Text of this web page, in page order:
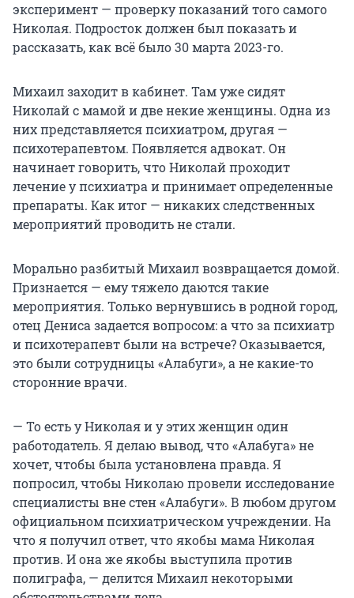
эксперимент — проверку показаний того самого
Николая. Подросток должен был показать и
рассказать, как всё было 30 марта 2023-го.
Михаил заходит в кабинет. Там уже сидят
Николай с мамой и две некие женщины. Одна из
них представляется психиатром, другая —
психотерапевтом. Появляется адвокат. Он
начинает говорить, что Николай проходит
лечение у психиатра и принимает определенные
препараты. Как итог — никаких следственных
мероприятий проводить не стали.
Морально разбитый Михаил возвращается домой.
Признается — ему тяжело даются такие
мероприятия. Только вернувшись в родной город,
отец Дениса задается вопросом: а что за психиатр
и психотерапевт были на встрече? Оказывается,
это были сотрудницы «Алабуги», а не какие-то
сторонние врачи.
— То есть у Николая и у этих женщин один
работодатель. Я делаю вывод, что «Алабуга» не
хочет, чтобы была установлена правда. Я
попросил, чтобы Николаю провели исследование
специалисты вне стен «Алабуги». В любом другом
официальном психиатрическом учреждении. На
что я получил ответ, что якобы мама Николая
против. И она же якобы выступила против
полиграфа, — делится Михаил некоторыми